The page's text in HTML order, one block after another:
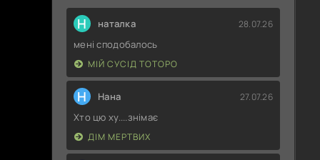
Н наталка 28.07.26
мені сподобалось
МІЙ СУСІД ТОТОРО
Н Нана 27.07.26
Хто цю ху....знімає
ДІМ МЕРТВИХ